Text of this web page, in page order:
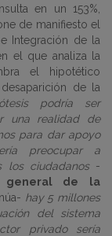
en un 153%,
de manifiesto el
Integración de la
el que analiza la
el hipotético
de la
podría ser
una realidad de
para dar apoyo
preocupar a
los ciudadanos -
general de la
hay 5 millones
del sistema
privado sería